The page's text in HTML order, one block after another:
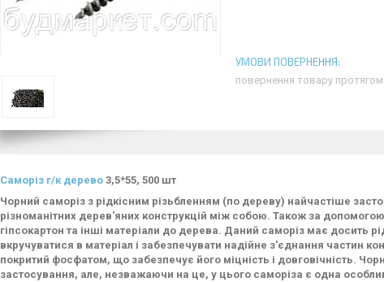
повернення товару протягом
Саморіз г/к дерево 3,5*55, 500 шт
Чорний саморіз з рідкісним різьбленням (по дереву) найчастіше
різноманітних дерев'яних конструкцій між собою. Також за
гіпсокартон та інші матеріали до дерева. Даний саморіз має досить
вкручуватися в матеріал і забезпечувати надійне з'єднання частин
покритий фосфатом, що забезпечує його міцність і довговічність.
застосування, але, незважаючи на це, у цього саморіза є одна